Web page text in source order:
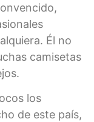
Él no
camisetas
los
de este país,